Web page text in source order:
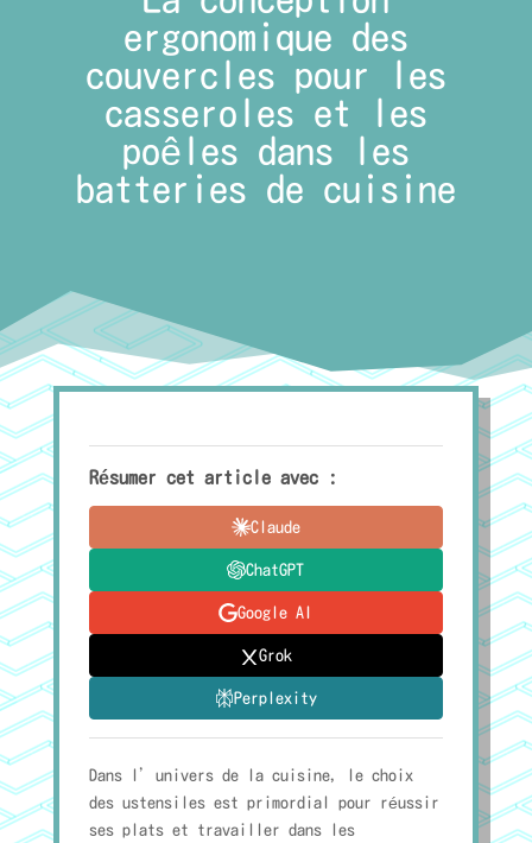
ergonomique des
couvercles pour les
casseroles et les
poêles dans les
batteries de cuisine
Résumer cet article avec :
Claude
ChatGPT
Google AI
Grok
Perplexity
Dans l’univers de la cuisine, le choix
des ustensiles est primordial pour réussir
ses plats et travailler dans les